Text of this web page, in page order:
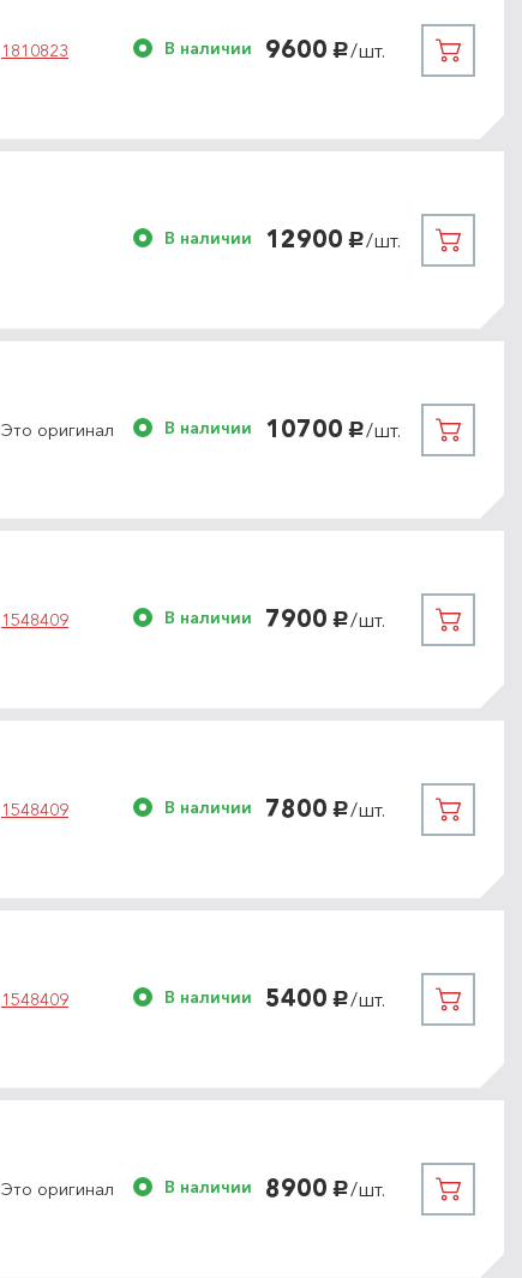
1810823 В наличии 9600 руб./шт.
В наличии 12900 руб./шт.
Это оригинал В наличии 10700 руб./шт.
1548409 В наличии 7900 руб./шт.
1548409 В наличии 7800 руб./шт.
1548409 В наличии 5400 руб./шт.
Это оригинал В наличии 8900 руб./шт.